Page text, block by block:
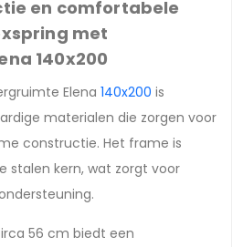
en comfortabele
met
140x200
Elena 140x200 is
materialen die zorgen voor
constructie. Het frame is
stalen kern, wat zorgt voor
56 cm biedt een